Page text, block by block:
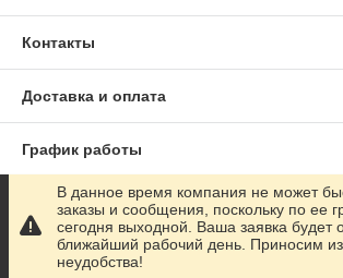
Контакты
Доставка и оплата
График работы
Полная версия сайта
Сайт создан на маркетплейсе Satu.kz
В данное время компания не может
заказы и сообщения, поскольку по ее
сегодня выходной. Ваша заявка будет
ближайший рабочий день. Приносим
неудобства!